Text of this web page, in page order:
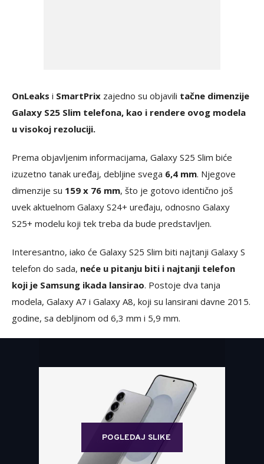
OnLeaks i SmartPrix zajedno su objavili tačne dimenzije
Galaxy S25 Slim telefona, kao i rendere ovog modela
u visokoj rezoluciji.
Prema objavljenim informacijama, Galaxy S25 Slim biće
izuzetno tanak uređaj, debljine svega 6,4 mm. Njegove
dimenzije su 159 x 76 mm, što je gotovo identično još
uvek aktuelnom Galaxy S24+ uređaju, odnosno Galaxy
S25+ modelu koji tek treba da bude predstavljen.
Interesantno, iako će Galaxy S25 Slim biti najtanji Galaxy S
telefon do sada, neće u pitanju biti i najtanji telefon
koji je Samsung ikada lansirao. Postoje dva tanja
modela, Galaxy A7 i Galaxy A8, koji su lansirani davne 2015.
godine, sa debljinom od 6,3 mm i 5,9 mm.
POGLEDAJ SLIKE